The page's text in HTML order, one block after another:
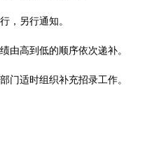
，另行通知。
由高到低的顺序依次递补。
门适时组织补充招录工作。